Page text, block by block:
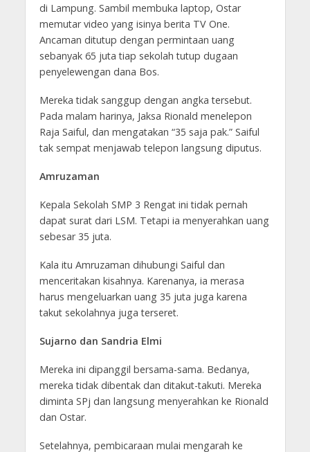
di Lampung. Sambil membuka laptop, Ostar
memutar video yang isinya berita TV One.
Ancaman ditutup dengan permintaan uang
sebanyak 65 juta tiap sekolah tutup dugaan
penyelewengan dana Bos.
Mereka tidak sanggup dengan angka tersebut.
Pada malam harinya, Jaksa Rionald menelepon
Raja Saiful, dan mengatakan “35 saja pak.” Saiful
tak sempat menjawab telepon langsung diputus.
Amruzaman
Kepala Sekolah SMP 3 Rengat ini tidak pernah
dapat surat dari LSM. Tetapi ia menyerahkan uang
sebesar 35 juta.
Kala itu Amruzaman dihubungi Saiful dan
menceritakan kisahnya. Karenanya, ia merasa
harus mengeluarkan uang 35 juta juga karena
takut sekolahnya juga terseret.
Sujarno dan Sandria Elmi
Mereka ini dipanggil bersama-sama. Bedanya,
mereka tidak dibentak dan ditakut-takuti. Mereka
diminta SPj dan langsung menyerahkan ke Rionald
dan Ostar.
Setelahnya, pembicaraan mulai mengarah ke